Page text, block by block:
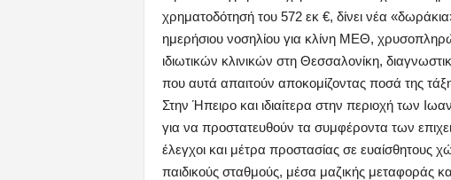
χρηματοδότησή του 572 εκ €, δίνει νέα
ημερήσιου νοσηλίου για κλίνη ΜΕΘ,
ιδιωτικών κλινικών στη Θεσσαλονίκη,
που αυτά απαιτούν αποκομίζοντας ποσά της
Στην Ήπειρο και ιδιαίτερα στην περιοχή των
για να προστατευθούν τα συμφέροντα των
έλεγχοι και μέτρα προστασίας σε
παιδικούς σταθμούς, μέσα μαζικής μεταφοράς